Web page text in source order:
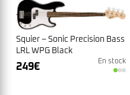
Squier – Sonic Precision Bass
LRL WPG Black
249€ En stock